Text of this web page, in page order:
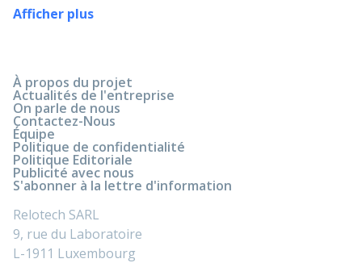
Afficher plus
À propos du projet
Actualités de l'entreprise
On parle de nous
Contactez-Nous
Équipe
Politique de confidentialité
Politique Editoriale
Publicité avec nous
S'abonner à la lettre d'information
Relotech SARL
9, rue du Laboratoire
L-1911 Luxembourg